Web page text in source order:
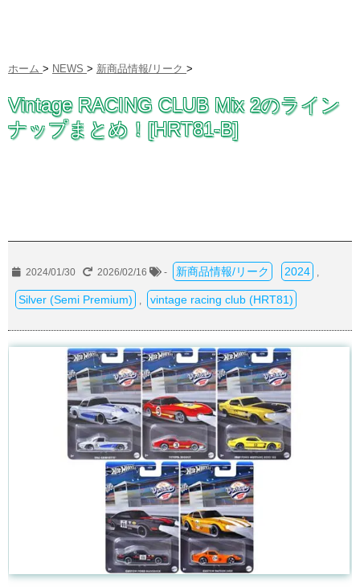
ホーム > NEWS > 新商品情報/リーク >
Vintage RACING CLUB Mix 2のライン
ナップまとめ！[HRT81-B]
2024/01/30 2026/02/16 - 新商品情報/リーク 2024
Silver (Semi Premium) vintage racing club (HRT81)